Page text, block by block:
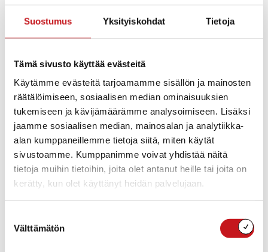
Suostumus Yksityiskohdat Tietoja
Tämä sivusto käyttää evästeitä
Käytämme evästeitä tarjoamamme sisällön ja mainosten
räätälöimiseen, sosiaalisen median ominaisuuksien
tukemiseen ja kävijämäärämme analysoimiseen. Lisäksi
jaamme sosiaalisen median, mainosalan ja analytiikka-
alan kumppaneillemme tietoja siitä, miten käytät
sivustoamme. Kumppanimme voivat yhdistää näitä
tietoja muihin tietoihin, joita olet antanut heille tai joita on
kerätty, kun olet käyttänyt heidän palvelujaan.
valinta
Välttämätön